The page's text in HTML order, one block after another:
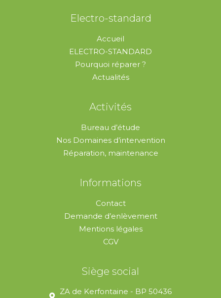
Electro-standard
Accueil
ELECTRO-STANDARD
Pourquoi réparer ?
Actualités
Activités
Bureau d’étude
Nos Domaines d’intervention
Réparation, maintenance
Informations
Contact
Demande d’enlèvement
Mentions légales
CGV
Siège social
ZA de Kerfontaine - BP 50436